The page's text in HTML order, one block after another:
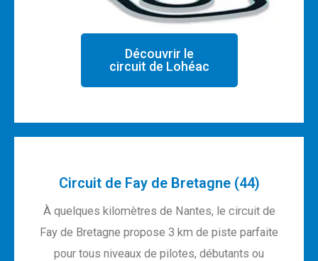
Découvrir le
circuit de Lohéac
Circuit de Fay de Bretagne (44)
À quelques kilomètres de Nantes, le circuit de
Fay de Bretagne propose 3 km de piste parfaite
pour tous niveaux de pilotes, débutants ou